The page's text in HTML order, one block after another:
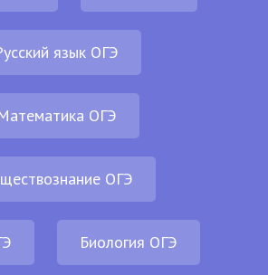
язык ОГЭ
ОГЭ
ОГЭ
Биология ОГЭ